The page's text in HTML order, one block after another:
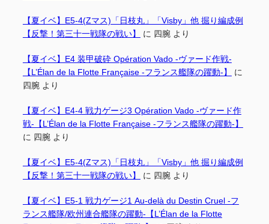
【夏イベ】E5-4(Zマス)「日枝丸」「Visby」他 掘り編成例
【反撃！第三十一戦隊の戦い】
に 四腕より
【夏イベ】E4 装甲破砕 Opération Vado -ヴァード作戦-
【L’Élan de la Flotte Française -フランス艦隊の躍動-】
に
四腕より
【夏イベ】E4-4 戦力ゲージ3 Opération Vado -ヴァード作
戦-【L’Élan de la Flotte Française -フランス艦隊の躍動-】
に 四腕より
【夏イベ】E5-4(Zマス)「日枝丸」「Visby」他 掘り編成例
【反撃！第三十一戦隊の戦い】
に 四腕より
【夏イベ】E5-1 戦力ゲージ1 Au-delà du Destin Cruel -フ
ランス艦隊/欧州連合艦隊の躍動-【L’Élan de la Flotte